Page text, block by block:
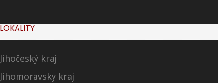
LOKALITY
Jihočeský kraj
Jihomoravský kraj